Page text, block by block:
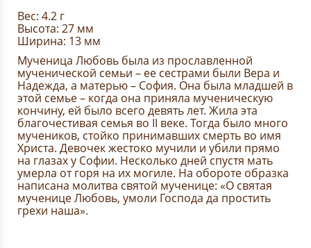
Вес: 4.2 г
Высота: 27 мм
Ширина: 13 мм
Мученица Любовь была из прославленной
мученической семьи – ее сестрами были Вера и
Надежда, а матерью – София. Она была младшей в
этой семье – когда она приняла мученическую
кончину, ей было всего девять лет. Жила эта
благочестивая семья во II веке. Тогда было много
мучеников, стойко принимавших смерть во имя
Христа. Девочек жестоко мучили и убили прямо
на глазах у Софии. Несколько дней спустя мать
умерла от горя на их могиле. На обороте образка
написана молитва святой мученице: «О святая
мученице Любовь, умоли Господа да простить
грехи наша».